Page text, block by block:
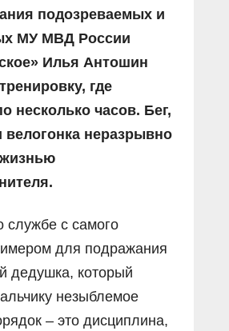
подозреваемых и
МУ МВД России
Илья Антошин
где
несколько часов. Бег,
велогонка неразрывно
службе с самого
для подражания
дедушка, который
незыблемое
– это дисциплина,